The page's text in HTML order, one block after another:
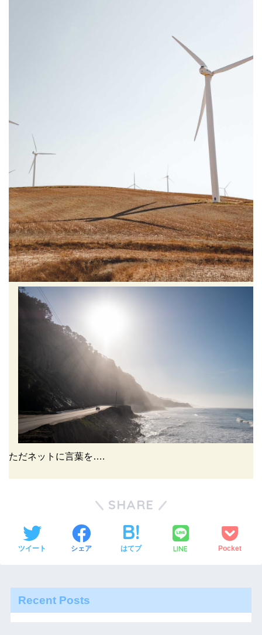
ただネットに言葉を….
SHARE
ツイート シェア はてブ LINE Pocket
Recent Posts